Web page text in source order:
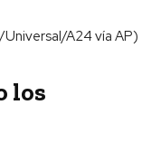
A24 vía AP)
los